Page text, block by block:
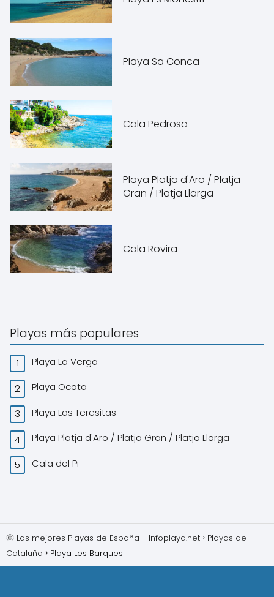
Playa Sa Conca
Cala Pedrosa
Playa Platja d'Aro / Platja
Gran / Platja Llarga
Cala Rovira
Playas más populares
Playa La Verga
Playa Ocata
Playa Las Teresitas
Playa Platja d'Aro / Platja Gran / Platja Llarga
Cala del Pi
🌞 Las mejores Playas de España - Infoplaya.net
Playas de
Cataluña
Playa Les Barques